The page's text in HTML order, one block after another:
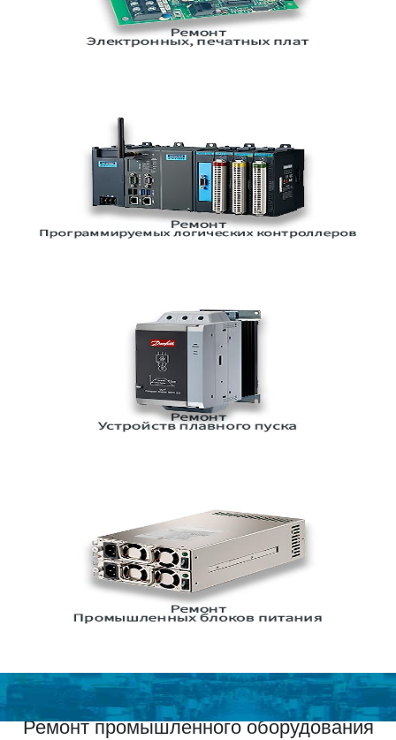
Ремонт промышленного оборудования